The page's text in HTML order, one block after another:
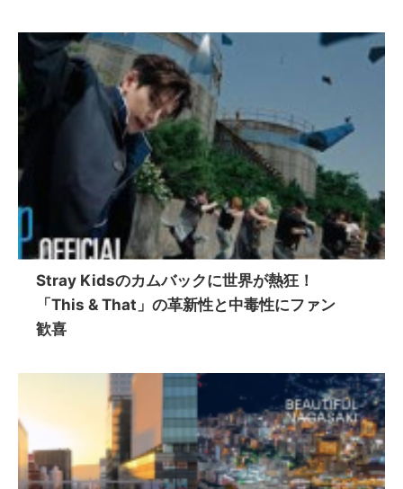
Stray Kidsのカムバックに世界が熱狂！
「This & That」の革新性と中毒性にファン
歓喜